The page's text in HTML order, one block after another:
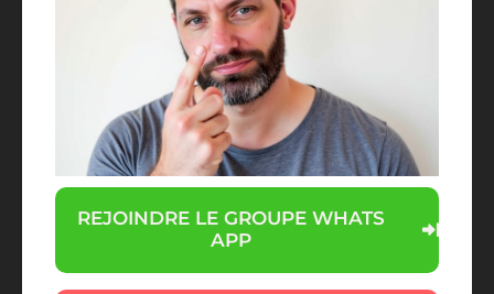
REJOINDRE LE GROUPE WHATS
APP